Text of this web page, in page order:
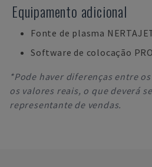
Equipamento adicional
Fonte de plasma
Software de colocação
*Pode haver diferenças entre
os valores reais, o que deverá
representante de vendas.